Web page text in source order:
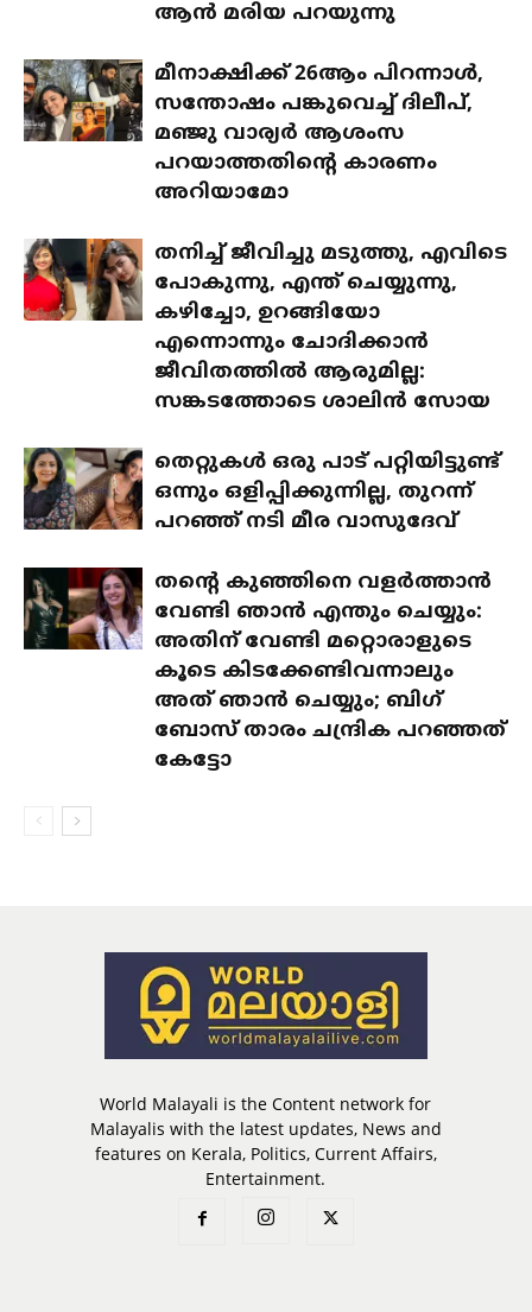
ആൻ മരിയ പറയുന്നു
മീനാക്ഷിക്ക് 26ആം പിറന്നാൾ,
സന്തോഷം പങ്കുവെച്ച് ദിലീപ്,
മഞ്ജു വാര്യർ ആശംസ
പറയാത്തതിന്റെ കാരണം
അറിയാമോ
തനിച്ച് ജീവിച്ചു മടുത്തു, എവിടെ
പോകുന്നു, എന്ത് ചെയ്യുന്നു,
കഴിച്ചോ, ഉറങ്ങിയോ
എന്നൊന്നും ചോദിക്കാൻ
ജീവിതത്തിൽ ആരുമില്ല:
സങ്കടത്തോടെ ശാലിൻ സോയ
തെറ്റുകൾ ഒരു പാട് പറ്റിയിട്ടുണ്ട്
ഒന്നും ഒളിപ്പിക്കുന്നില്ല, തുറന്ന്
പറഞ്ഞ് നടി മീര വാസുദേവ്
തന്റെ കുഞ്ഞിനെ വളർത്താൻ
വേണ്ടി ഞാൻ എന്തും ചെയ്യും:
അതിന് വേണ്ടി മറ്റൊരാളുടെ
കൂടെ കിടക്കേണ്ടിവന്നാലും
അത് ഞാൻ ചെയ്യും; ബിഗ്
ബോസ് താരം ചന്ദ്രിക പറഞ്ഞത്
കേട്ടോ
World Malayali is the Content network for
Malayalis with the latest updates, News and
features on Kerala, Politics, Current Affairs,
Entertainment.